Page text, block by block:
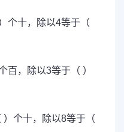
个十，除以4等于（
百，除以3等于（ ）
个十，除以8等于（